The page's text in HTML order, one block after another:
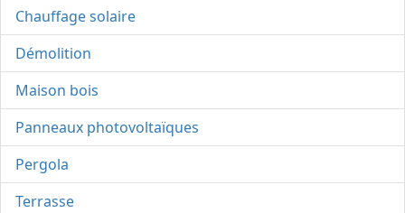
Chauffage solaire
Démolition
Maison bois
Panneaux photovoltaïques
Pergola
Terrasse